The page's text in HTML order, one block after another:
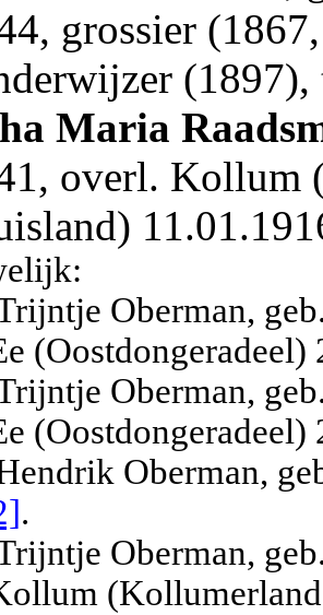
grossier
(1897),
Maria
overl. Kollum
Oberman,
(Oostdongeradeel)
Oberman,
(Oostdongeradeel)
Oberman,
.
Oberman,